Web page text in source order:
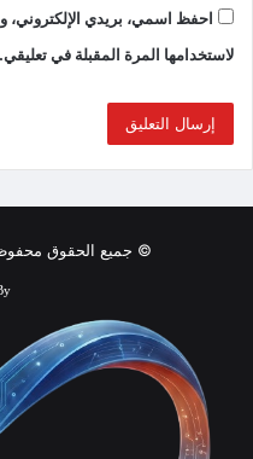
احفظ اسمي، بريدي الإلكتروني،
لاستخدامها المرة المقبلة في تعليقي.
© جميع الحقوق محفوظة 2026, جريدة كلمة